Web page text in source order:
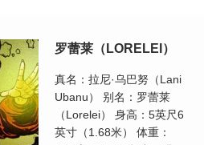
罗蕾莱（LORELEI）
真名：拉尼·乌巴努（Lani
Ubanu） 别名：罗蕾莱
（Lorelei） 身高：5英尺6
英寸（1.68米） 体重：